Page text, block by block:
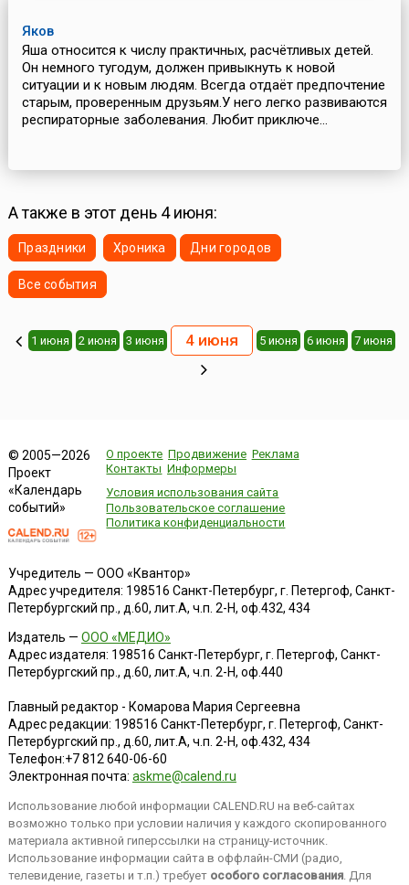
Яков
Яша относится к числу практичных, расчётливых детей.
Он немного тугодум, должен привыкнуть к новой
ситуации и к новым людям. Всегда отдаёт предпочтение
старым, проверенным друзьям.У него легко развиваются
респираторные заболевания. Любит приключе...
А также в этот день 4 июня:
Праздники Хроника Дни городов
Все события
1 июня 2 июня 3 июня 4 июня 5 июня 6 июня 7 июня
© 2005—2026
Проект
«Календарь
событий»
О проекте Продвижение Реклама
Контакты Информеры
Условия использования сайта
Пользовательское соглашение
Политика конфиденциальности
Учредитель — ООО «Квантор»
Адрес учредителя: 198516 Санкт-Петербург, г. Петергоф, Санкт-
Петербургский пр., д.60, лит.А, ч.п. 2-Н, оф.432, 434
Издатель — ООО «МЕДИО»
Адрес издателя: 198516 Санкт-Петербург, г. Петергоф, Санкт-
Петербургский пр., д.60, лит.А, ч.п. 2-Н, оф.440
Главный редактор - Комарова Мария Сергеевна
Адрес редакции: 198516 Санкт-Петербург, г. Петергоф, Санкт-
Петербургский пр., д.60, лит.А, ч.п. 2-Н, оф.432, 434
Телефон:+7 812 640-06-60
Электронная почта: askme@calend.ru
Использование любой информации CALEND.RU на веб-сайтах
возможно только при условии наличия у каждого скопированного
материала активной гиперссылки на страницу-источник.
Использование информации сайта в оффлайн-СМИ (радио,
телевидение, газеты и т.п.) требует особого согласования. Для